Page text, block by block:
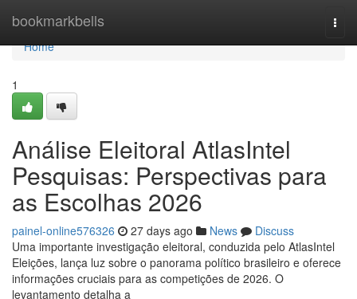
bookmarkbells
Home
Home
1
Análise Eleitoral AtlasIntel
Pesquisas: Perspectivas para
as Escolhas 2026
painel-online576326 27 days ago News
Discuss
Uma importante investigação eleitoral, conduzida pelo AtlasIntel
Eleições, lança luz sobre o panorama político brasileiro e oferece
informações cruciais para as competições de 2026. O
levantamento detalha a